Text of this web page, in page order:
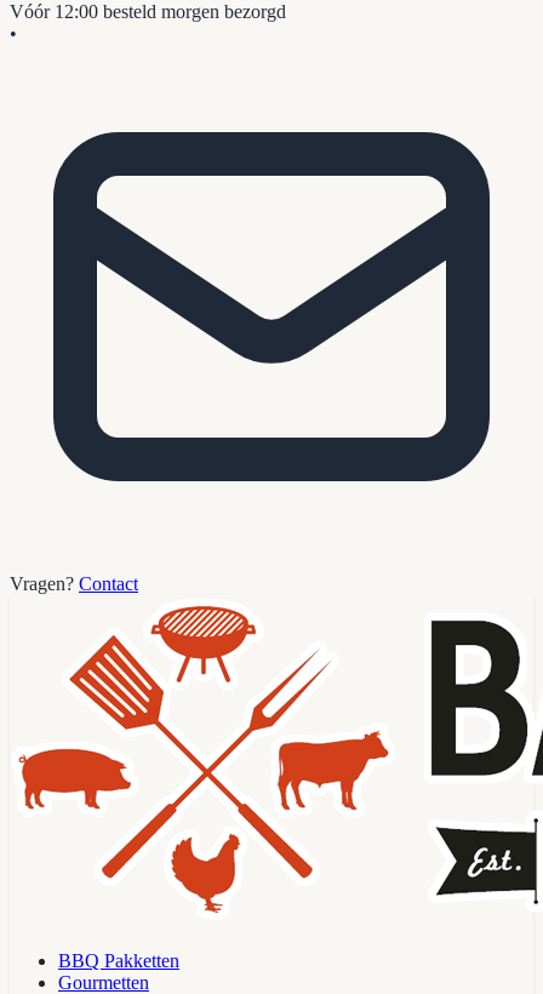
Vóór 12:00 besteld morgen bezorgd
•
Vragen? Contact
BBQ Pakketten
Gourmetten